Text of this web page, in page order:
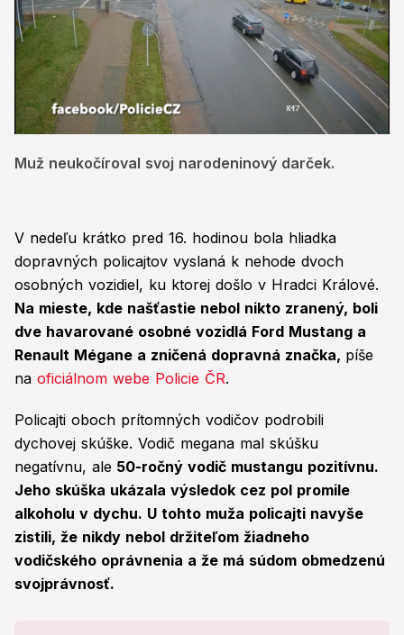
of
24
Muž neukočíroval svoj narodeninový darček.
V nedeľu krátko pred 16. hodinou bola hliadka
dopravných policajtov vyslaná k nehode dvoch
osobných vozidiel, ku ktorej došlo v Hradci Králové.
Na mieste, kde našťastie nebol nikto zranený, boli
dve havarované osobné vozidlá Ford Mustang a
Renault Mégane a zničená dopravná značka, píše
na oficiálnom webe Policie ČR.
Policajti oboch prítomných vodičov podrobili
dychovej skúške. Vodič megana mal skúšku
negatívnu, ale 50-ročný vodič mustangu pozitívnu.
Jeho skúška ukázala výsledok cez pol promile
alkoholu v dychu. U tohto muža policajti navyše
zistili, že nikdy nebol držiteľom žiadneho
vodičského oprávnenia a že má súdom obmedzenú
svojprávnosť.